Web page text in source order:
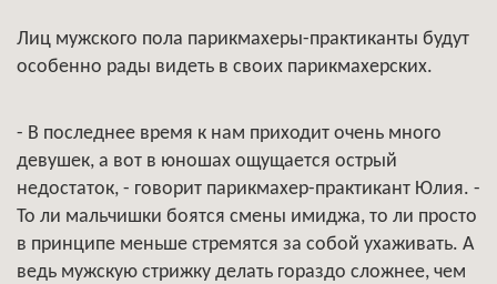
Лиц мужского пола парикмахеры-практиканты будут
особенно рады видеть в своих парикмахерских.
- В последнее время к нам приходит очень много
девушек, а вот в юношах ощущается острый
недостаток, - говорит парикмахер-практикант Юлия. -
То ли мальчишки боятся смены имиджа, то ли просто
в принципе меньше стремятся за собой ухаживать. А
ведь мужскую стрижку делать гораздо сложнее, чем